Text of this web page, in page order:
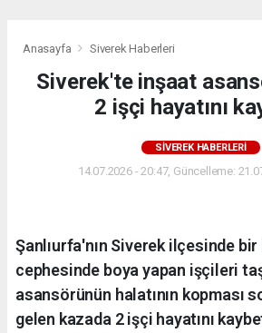
Anasayfa Siverek Haberleri
Siverek'te inşaat
2 işçi hayatını
SIVEREK HABERLERI
14.07.2026 - 20:47, Güncelleme:
Şanlıurfa'nın Siverek ilçesinde bir
cephesinde boya yapan işçileri
asansörünün halatının kopması
gelen kazada 2 işçi hayatını